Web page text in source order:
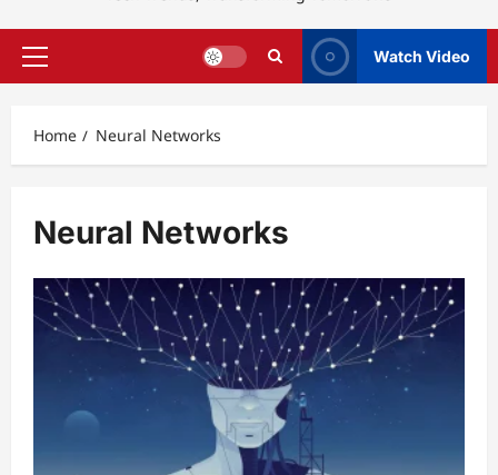
Primary
Watch Video
Home Neural Networks
Neural Networks